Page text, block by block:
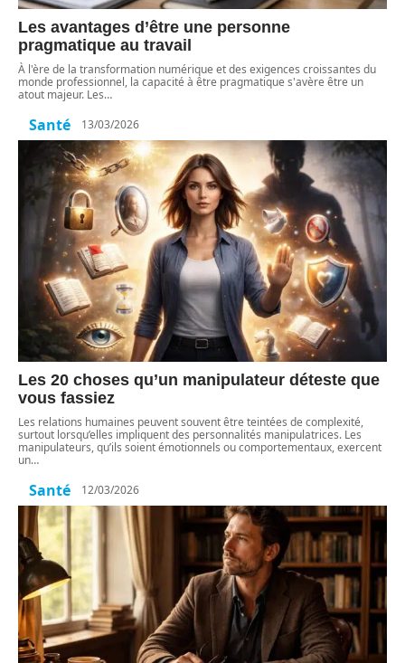
Les avantages d’être une personne
pragmatique au travail
À l'ère de la transformation numérique et des exigences croissantes du
monde professionnel, la capacité à être pragmatique s'avère être un
atout majeur. Les…
Santé 13/03/2026
Les 20 choses qu’un manipulateur déteste que
vous fassiez
Les relations humaines peuvent souvent être teintées de complexité,
surtout lorsqu’elles impliquent des personnalités manipulatrices. Les
manipulateurs, qu’ils soient émotionnels ou comportementaux, exercent
un…
Santé 12/03/2026